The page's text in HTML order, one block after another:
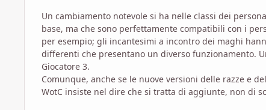
Un cambiamento notevole si ha nelle classi dei
base, ma che sono perfettamente compatibili con i
per esempio; gli incantesimi a incontro dei maghi
differenti che presentano un diverso funzionamento.
Giocatore 3.
Comunque, anche se le nuove versioni delle razze e
WotC insiste nel dire che si tratta di aggiunte, non di